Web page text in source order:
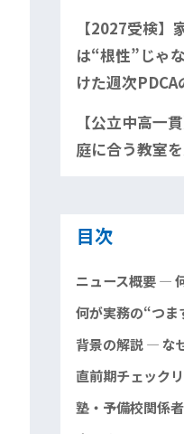
【2027受検】
は“根性”じゃ
けた週次PDCA
【公立中高一
庭に合う教室
目次
ニュース概要 —
何が実務の“つま
背景の解説 — な
直前期チェック
塾・予備校関係